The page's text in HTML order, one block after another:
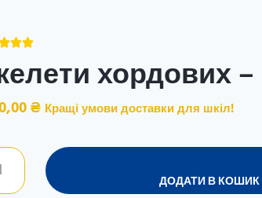

хордових
₴ Кращі умови доставки для шкіл!
ДОДАТИ В КОШИК